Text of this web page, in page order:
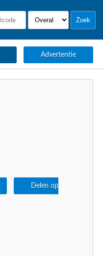
Advertentie
Delen op